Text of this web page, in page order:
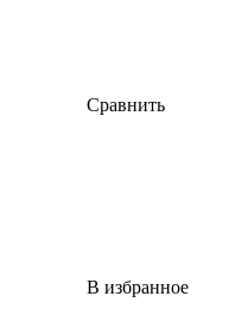
Сравнить
В избранное